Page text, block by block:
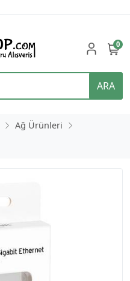
ARA
0
Ağ Ürünleri